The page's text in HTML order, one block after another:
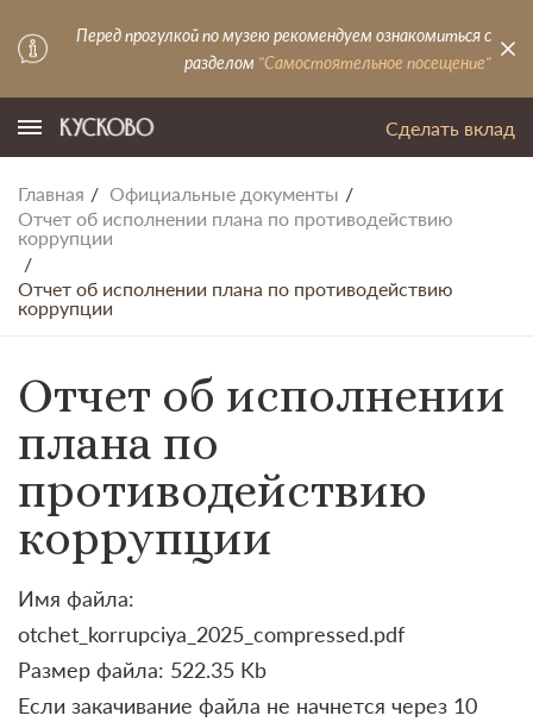
Перед прогулкой по музею рекомендуем ознакомиться с
разделом "Самостоятельное посещение"
Сделать вклад
Главная
Официальные документы
Отчет об исполнении плана по противодействию
коррупции
Отчет об исполнении плана по противодействию
коррупции
Отчет об исполнении
плана по
противодействию
коррупции
Имя файла:
otchet_korrupciya_2025_compressed.pdf
Размер файла: 522.35 Kb
Если закачивание файла не начнется через 10